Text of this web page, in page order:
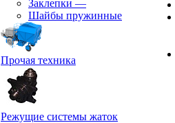
Заклепки —
Шайбы пружинные
Прочая техника
Режущие системы жаток